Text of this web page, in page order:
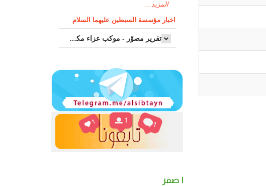
المزيد...
اخبار مؤسسة السبطين عليهما السلام
تقرير مصوّر - موكب عزاء مکتب سماحة اية الله السيد مرتضى الموسوي الاصفهاني في يوم إستشهاد السيدة فاطم...